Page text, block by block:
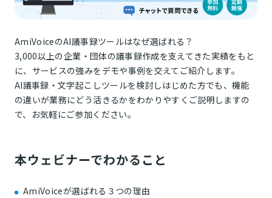
AmiVoiceのAI議事録ツールはなぜ選ばれる？
3,000以上の企業・団体の議事録作成を支えてきた実績をもと
に、サービスの強みをデモや事例を交えてご紹介します。
AI議事録・文字起こしツールを検討しはじめた方でも、機能
の違いが業務にどう活きるかをわかりやすくご説明しますの
で、お気軽にご参加ください。
本ウェビナーでわかること
AmiVoiceが選ばれる３つの理由